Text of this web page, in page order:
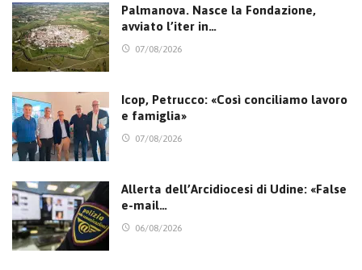
Palmanova. Nasce la Fondazione,
avviato l’iter in…
07/08/2026
Icop, Petrucco: «Così conciliamo lavoro
e famiglia»
07/08/2026
Allerta dell’Arcidiocesi di Udine: «False
e-mail…
06/08/2026